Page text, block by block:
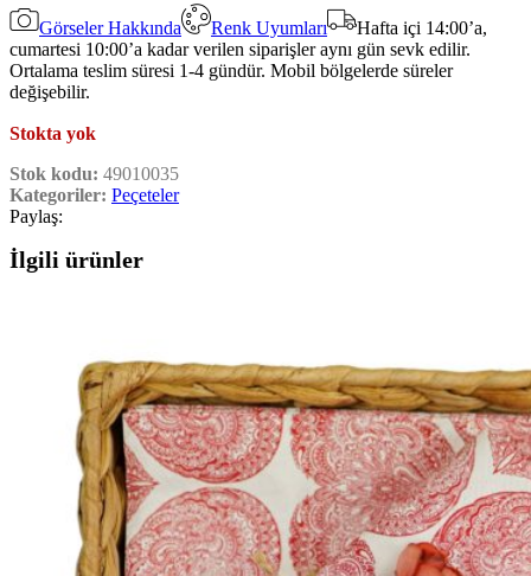
Görseler Hakkında Renk Uyumları
Hafta içi 14:00’a,
cumartesi 10:00’a kadar verilen siparişler aynı gün sevk edilir.
Ortalama teslim süresi 1-4 gündür. Mobil bölgelerde süreler
değişebilir.
Stokta yok
Stok kodu: 49010035
Kategoriler: Peçeteler
Paylaş:
İlgili ürünler